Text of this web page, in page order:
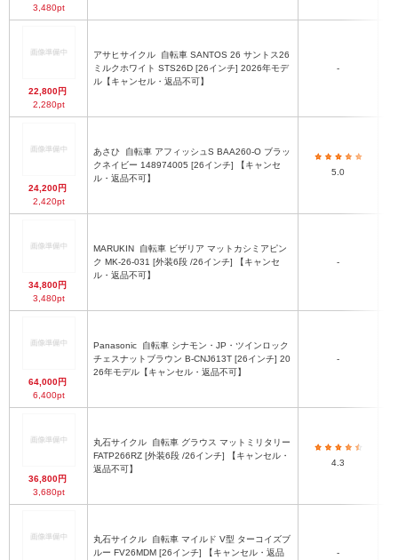
3,480pt
22,800円
2,280pt
アサヒサイクル
ミルクホワイト STS26D [26インチ] 2026年モデ
ル【キャンセル・返品不可】
-
24,200円
2,420pt
あさひ
クネイビー 148974005 [26インチ] 【キャンセ
ル・返品不可】
5.0
34,800円
3,480pt
MARUKIN
ク MK-26-031 [外装6段 /26インチ] 【キャンセ
ル・返品不可】
-
64,000円
6,400pt
Panasonic
チェスナットブラウン B-CNJ613T [26インチ] 20
26年モデル【キャンセル・返品不可】
-
36,800円
3,680pt
丸石サイクル
FATP266RZ [外装6段 /26インチ] 【キャンセル・
返品不可】
4.3
丸石サイクル
ルー FV26MDM [26インチ] 【キャンセル・返品
-